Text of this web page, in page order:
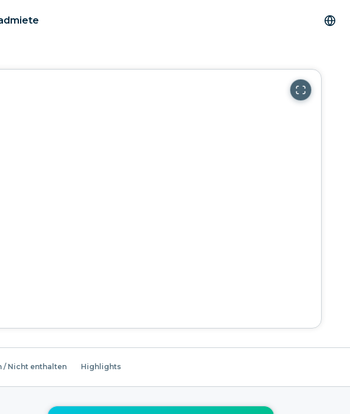
/ Nicht enthalten Highlights